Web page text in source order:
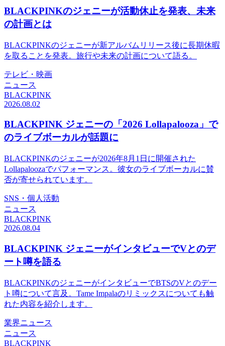
BLACKPINKのジェニーが活動休止を発表、未来
の計画とは
BLACKPINKのジェニーが新アルバムリリース後に長期休暇
を取ることを発表。旅行や未来の計画について語る。
テレビ・映画
ニュース
BLACKPINK
2026.08.02
BLACKPINK ジェニーの「2026 Lollapalooza」で
のライブボーカルが話題に
BLACKPINKのジェニーが2026年8月1日に開催された
Lollapaloozaでパフォーマンス。彼女のライブボーカルに賛
否が寄せられています。
SNS・個人活動
ニュース
BLACKPINK
2026.08.04
BLACKPINK ジェニーがインタビューでVとのデ
ート噂を語る
BLACKPINKのジェニーがインタビューでBTSのVとのデー
ト噂について言及。Tame Impalaのリミックスについても触
れた内容を紹介します。
業界ニュース
ニュース
BLACKPINK